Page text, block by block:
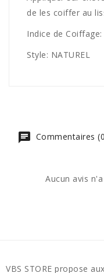
de les coiffer au
Indice de Coiffage:
Style: NATUREL
Commentaires
Aucun avis
VBS STORE propose